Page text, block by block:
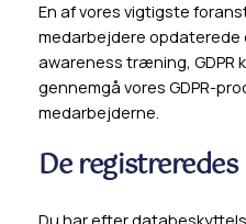
En af vores vigtigste
medarbejdere opdaterede
awareness træning, GDPR
gennemgå vores GDPR-
medarbejderne.
De